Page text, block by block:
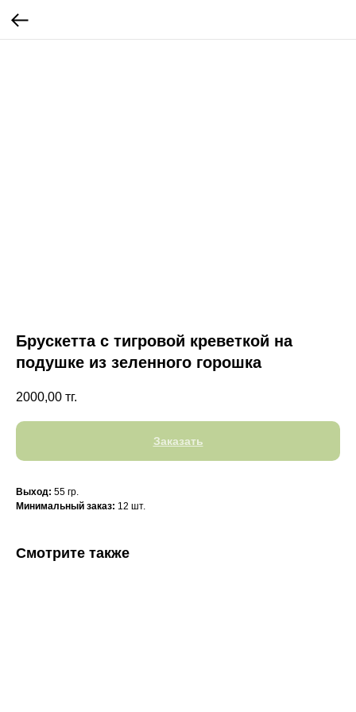
Брускетта с тигровой креветкой на
подушке из зеленного горошка
2000,00 тг.
Заказать
Выход: 55 гр.
Минимальный заказ: 12 шт.
Смотрите также